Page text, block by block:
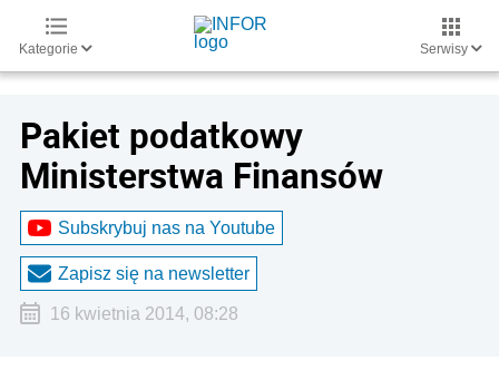
Kategorie Serwisy
Pakiet podatkowy
Ministerstwa Finansów
Subskrybuj nas na Youtube
Zapisz się na newsletter
16 kwietnia 2014, 08:28